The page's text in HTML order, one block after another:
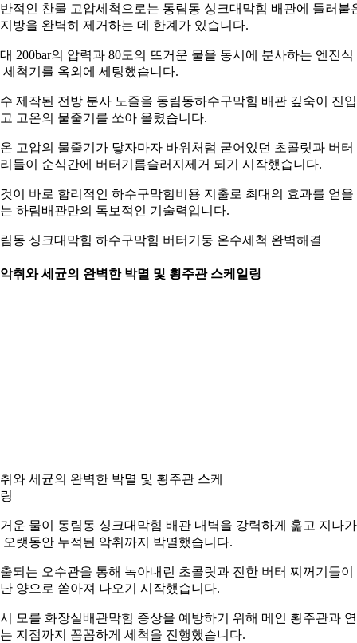
적인 찬물 고압세척으로는 동림동 싱크대막힘 배관에 들러붙
방을 완벽히 제거하는 데 한계가 있습니다.
200bar의 압력과 80도의 뜨거운 물을 동시에 분사하는 엔진식
세척기를 옥외에 세팅했습니다.
제작된 전방 분사 노즐을 동림동하수구막힘 배관 깊숙이 진
고온의 물줄기를 쏘아 올렸습니다.
고압의 물줄기가 닿자마자 바위처럼 굳어있던 초콜릿과 버터
들이 순식간에 버터기름슬러지제거 되기 시작했습니다.
이 바로 합리적인 하수구막힘비용 지출로 최대의 효과를 얻을
하림배관만의 독보적인 기술력입니다.
동 싱크대막힘 하수구막힘 버터기둥 온수세척 완벽해결
취와 세균의 완벽한 박멸 및 횡주관 스케일링
와 세균의 완벽한 박멸 및 횡주관 스케
운 물이 동림동 싱크대막힘 배관 내벽을 강력하게 훑고 지나
오랫동안 누적된 악취까지 박멸했습니다.
되는 오수관을 통해 녹아내린 초콜릿과 진한 버터 찌꺼기들이
양으로 쏟아져 나오기 시작했습니다.
모를 화장실배관막힘 증상을 예방하기 위해 메인 횡주관과
지점까지 꼼꼼하게 세척을 진행했습니다.